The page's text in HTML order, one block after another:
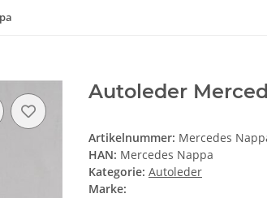
Autoleder
Artikelnummer: Mercedes
HAN: Mercedes Nappa
Kategorie: Autoleder
Marke: